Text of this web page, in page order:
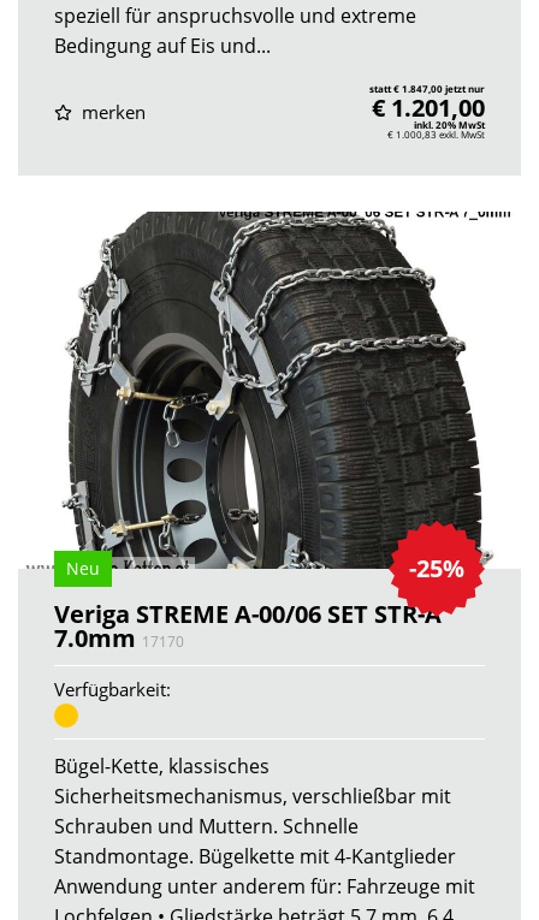
speziell für anspruchsvolle und extreme
Bedingung auf Eis und...
merken
statt € 1.847,00 jetzt nur
€ 1.201,00
inkl. 20% MwSt
€ 1.000,83 exkl. MwSt
-25%
Neu
Veriga STREME A-00/06 SET STR-A
7.0mm 17170
Verfügbarkeit:
Bügel-Kette, klassisches
Sicherheitsmechanismus, verschließbar mit
Schrauben und Muttern. Schnelle
Standmontage. Bügelkette mit 4-Kantglieder
Anwendung unter anderem für: Fahrzeuge mit